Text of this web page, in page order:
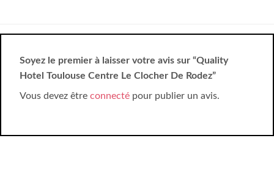
Soyez le premier à laisser votre avis sur “Quality
Hotel Toulouse Centre Le Clocher De Rodez”
Vous devez être connecté pour publier un avis.